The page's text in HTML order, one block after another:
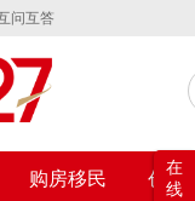
问互答
购房移民 创业
在
线